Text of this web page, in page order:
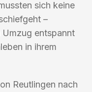
sich keine
–
entspannt
in ihrem
Reutlingen nach